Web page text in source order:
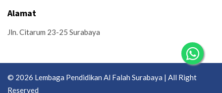
Alamat
Jln. Citarum 23-25 Surabaya
© 2026 Lembaga Pendidikan Al Falah Surabaya | All Right
Reserved